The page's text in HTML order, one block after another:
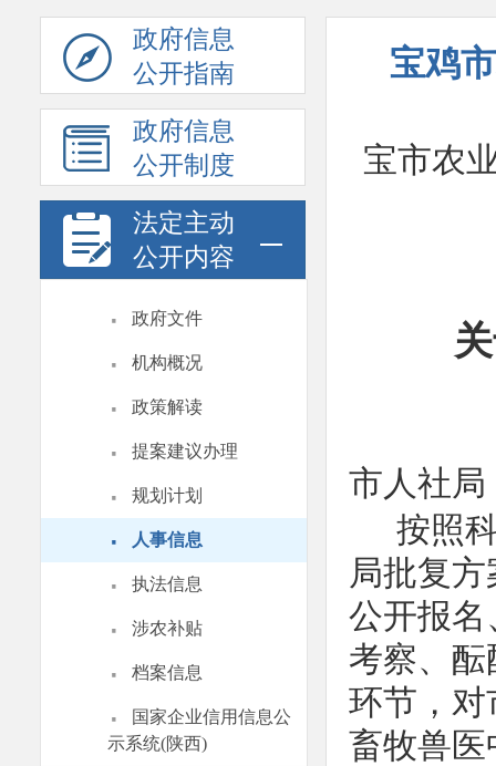
政府信息
公开指南
政府信息
公开制度
法定主动
公开内容
· 政府文件
· 机构概况
· 政策解读
· 提案建议办理
· 规划计划
· 人事信息
· 执法信息
· 涉农补贴
· 档案信息
·
国家企业信用信息公
示系统(陕西)
宝鸡
宝市农
市人社局
按照
局批复
公开报名
考察、
环节，对
畜牧兽医